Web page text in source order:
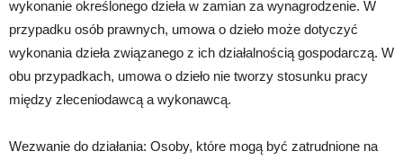
wykonanie określonego dzieła w zamian za wynagrodzenie. W
przypadku osób prawnych, umowa o dzieło może dotyczyć
wykonania dzieła związanego z ich działalnością gospodarczą. W
obu przypadkach, umowa o dzieło nie tworzy stosunku pracy
między zleceniodawcą a wykonawcą.
Wezwanie do działania: Osoby, które mogą być zatrudnione na